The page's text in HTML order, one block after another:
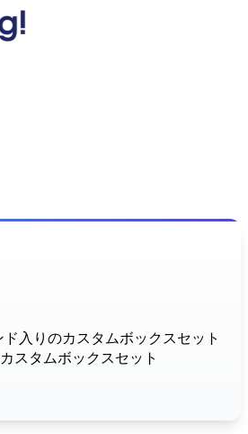
ド入りのカスタムボックスセット
スタムボックスセット